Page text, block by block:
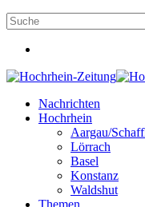
Nachrichten
Hochrhein
Aargau/
Lörrach
Basel
Konstanz
Waldshut
Themen